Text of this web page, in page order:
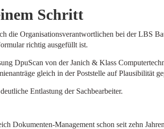
Schritt
die Organisationsverantwortlichen bei der LBS
richtig ausgefüllt ist.
DpuScan von der Janich & Klass
gleich in der Poststelle auf Plausibilität
Entlastung der Sachbearbeiter.
Dokumenten-Management schon seit zehn